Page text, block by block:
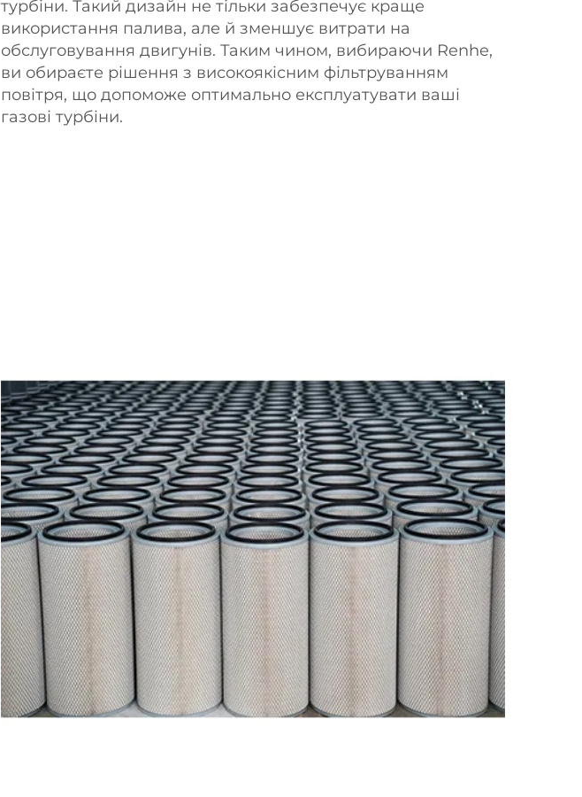
турбіни. Такий дизайн не тільки забезпечує краще
використання палива, але й зменшує витрати на
обслуговування двигунів. Таким чином, вибираючи Renhe,
ви обираєте рішення з високоякісним фільтруванням
повітря, що допоможе оптимально експлуатувати ваші
газові турбіни.